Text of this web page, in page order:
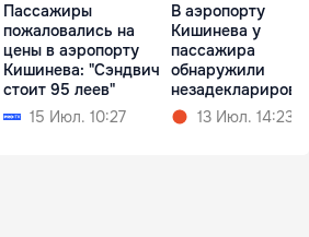
Пассажиры
пожаловались на
цены в аэропорту
Кишинева: "Сэндвич
стоит 95 леев"
15 Июл. 10:27
В аэропорту
Кишинева у
пассажира
обнаружили
ю валюту
13 Июл. 14:23